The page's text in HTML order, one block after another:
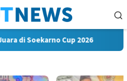
di Soekarno Cup 2026